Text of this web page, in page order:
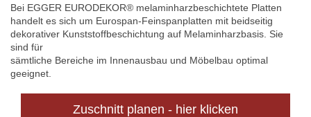
Bei EGGER EURODEKOR® melaminharzbeschichtete Platten
handelt es sich um Eurospan-Feinspanplatten mit beidseitig
dekorativer Kunststoffbeschichtung auf Melaminharzbasis. Sie
sind für
sämtliche Bereiche im Innenausbau und Möbelbau optimal
geeignet.
Zuschnitt planen - hier klicken